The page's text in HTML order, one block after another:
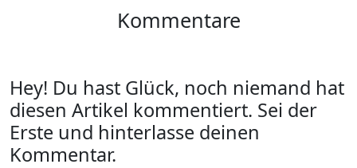
Kommentare
Hey! Du hast Glück, noch niemand hat
diesen Artikel kommentiert. Sei der
Erste und hinterlasse deinen
Kommentar.